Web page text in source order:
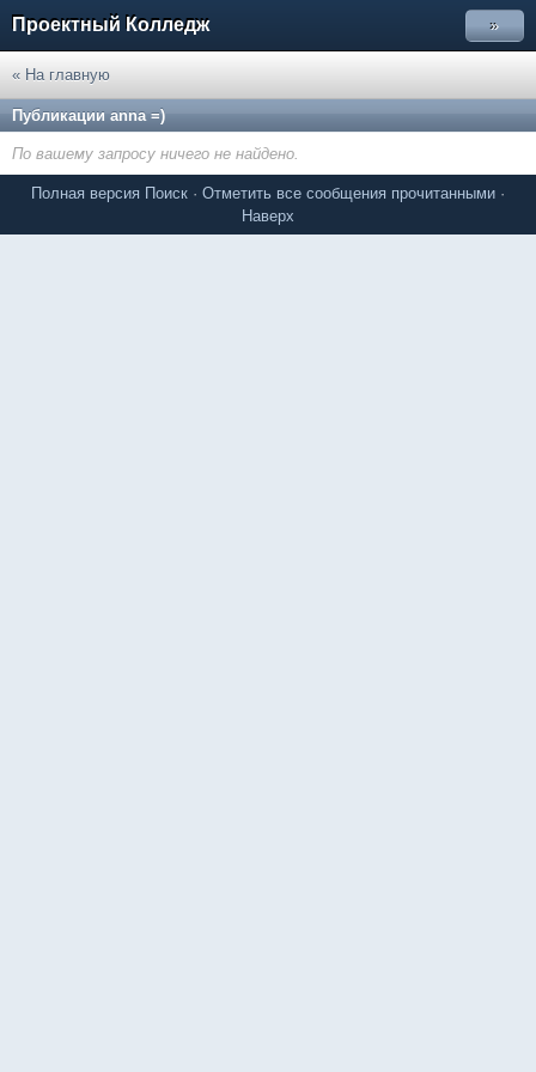
Проектный Колледж »
« На главную
Публикации anna =)
По вашему запросу ничего не найдено.
Полная версия Поиск · Отметить все сообщения прочитанными ·
Наверх